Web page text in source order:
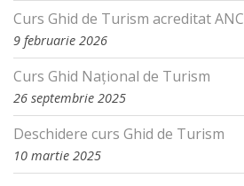
Curs Ghid de Turism acreditat ANC
9 februarie 2026
Curs Ghid Național de Turism
26 septembrie 2025
Deschidere curs Ghid de Turism
10 martie 2025